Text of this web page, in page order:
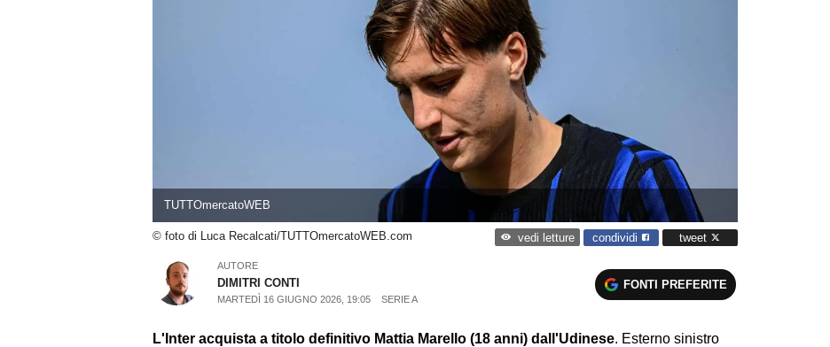
TUTTOmercatoWEB
© foto di Luca Recalcati/TUTTOmercatoWEB.com vedi letture condividi tweet
AUTORE
DIMITRI CONTI
MARTEDÌ 16 GIUGNO 2026, 19:05 SERIE A
FONTI PREFERITE
L'Inter acquista a titolo definitivo Mattia Marello (18 anni) dall'Udinese. Esterno sinistro